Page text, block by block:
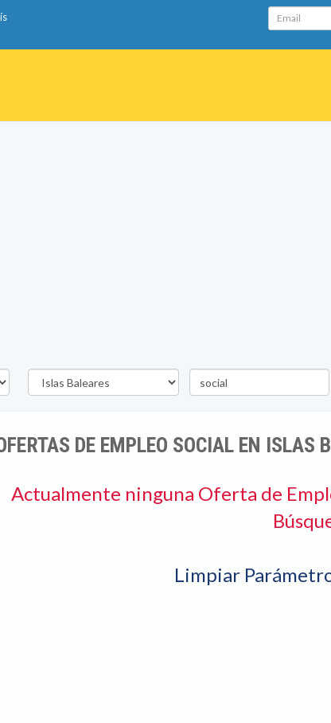
Email
Provincia
Palabra
clave
DE EMPLEO SOCIAL EN ISLAS
Actualmente ninguna Oferta de
Limpiar